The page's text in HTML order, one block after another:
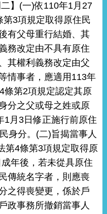
】(一)依110年1月27
第3項規定取得原住民
有父母重行結婚、其
務改定由不具有原住
其權利義務改定由父
情事者，應適用113年
條第2項規定認定其原
分之父或母之姓或原
1月3日修正施行前原住
身分。(二)旨揭當事人
第4條第3項規定取得原
年後，若未從具原住
傳統名字者，則應喪
之得喪變更，係於戶
政事務所撤銷當事人